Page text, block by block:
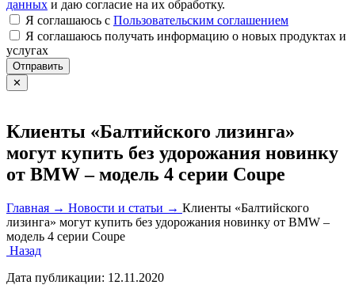
данных и даю согласие на их обработку.
Я соглашаюсь c Пользовательским соглашением
Я соглашаюсь получать информацию о новых продуктах и
услугах
Отправить
✕
Клиенты «Балтийского лизинга»
могут купить без удорожания новинку
от BMW – модель 4 серии Coupe
Главная → Новости и статьи → Клиенты «Балтийского
лизинга» могут купить без удорожания новинку от BMW –
модель 4 серии Coupe
Назад
Дата публикации: 12.11.2020